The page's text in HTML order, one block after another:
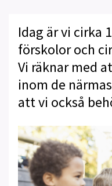
Idag är vi cirka
förskolor och
Vi räknar med
inom de
att vi också